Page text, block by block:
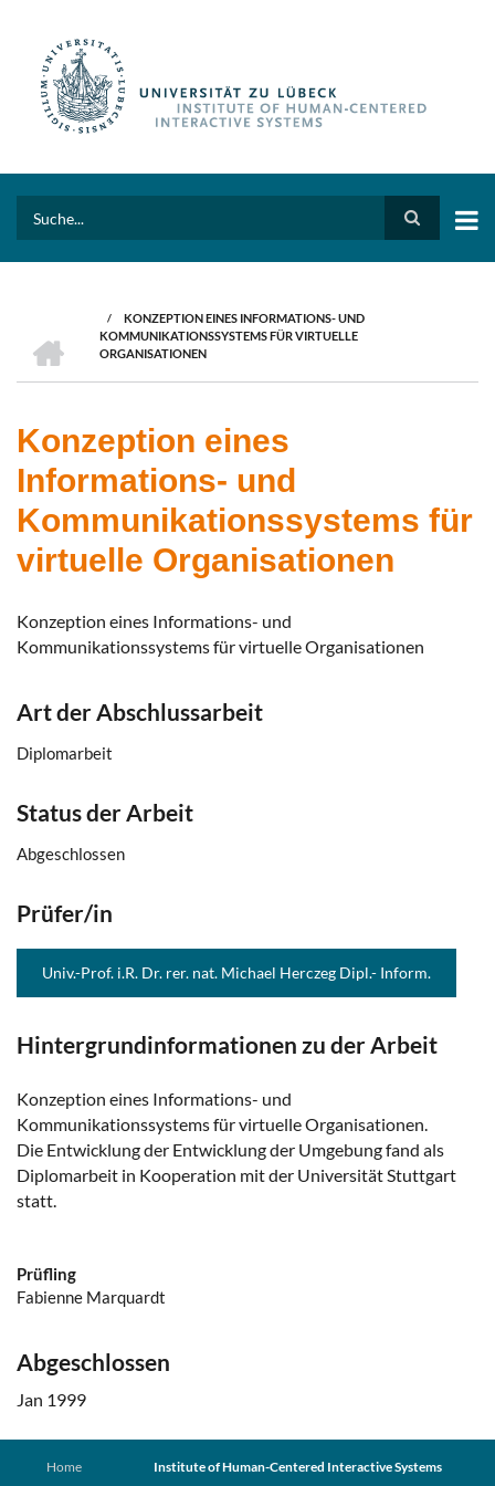
content
BREADCRUMB
/
KONZEPTION EINES INFORMATIONS- UND
KOMMUNIKATIONSSYSTEMS FÜR VIRTUELLE
ORGANISATIONEN
Konzeption eines
Informations- und
Kommunikationssystems für
virtuelle Organisationen
Konzeption eines Informations- und
Kommunikationssystems für virtuelle Organisationen
Art der Abschlussarbeit
Diplomarbeit
Status der Arbeit
Abgeschlossen
Prüfer/in
Univ.-Prof. i.R. Dr. rer. nat. Michael Herczeg Dipl.- Inform.
Hintergrundinformationen zu der Arbeit
Konzeption eines Informations- und
Kommunikationssystems für virtuelle Organisationen.
Die Entwicklung der Entwicklung der Umgebung fand als
Diplomarbeit in Kooperation mit der Universität Stuttgart
statt.
Prüfling
Fabienne Marquardt
Abgeschlossen
Jan 1999
Home
Institute of Human-Centered Interactive Systems